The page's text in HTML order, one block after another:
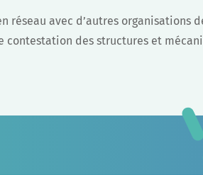
avec d’autres organisations
des structures et